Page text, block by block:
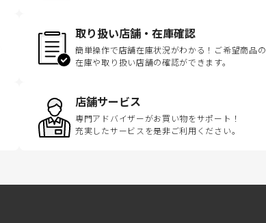
取り扱い店舗・在庫確認
簡単操作で店舗在庫状況がわかる！ご希望商品の
在庫や取り扱い店舗の確認ができます。
店舗サービス
専門アドバイザーがお買い物をサポート！
充実したサービスを是非ご利用ください。